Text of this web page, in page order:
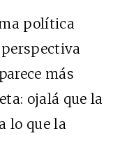
política
más
ojalá que la
lo que la